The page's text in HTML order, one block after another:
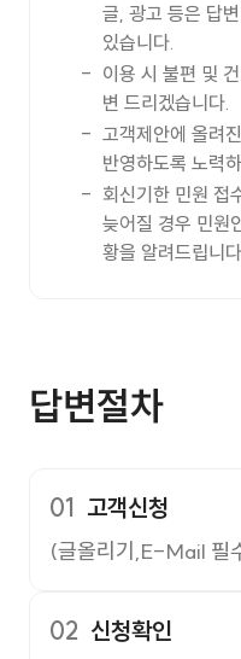
글, 광고 등은 답
있습니다.
이용 시 불편 및
변 드리겠습니다.
고객제안에 올려
반영하도록 노력
회신기한 민원 접
늦어질 경우 민원
황을 알려드립니
답변절차
01 고객신청
(글올리기,E-Mail 필
02 신청확인